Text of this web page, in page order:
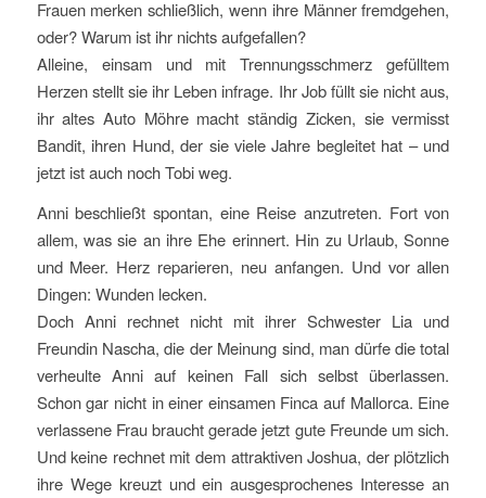
Frauen merken schließlich, wenn ihre Männer fremdgehen,
oder? Warum ist ihr nichts aufgefallen?
Alleine, einsam und mit Trennungsschmerz gefülltem
Herzen stellt sie ihr Leben infrage. Ihr Job füllt sie nicht aus,
ihr altes Auto Möhre macht ständig Zicken, sie vermisst
Bandit, ihren Hund, der sie viele Jahre begleitet hat – und
jetzt ist auch noch Tobi weg.
Anni beschließt spontan, eine Reise anzutreten. Fort von
allem, was sie an ihre Ehe erinnert. Hin zu Urlaub, Sonne
und Meer. Herz reparieren, neu anfangen. Und vor allen
Dingen: Wunden lecken.
Doch Anni rechnet nicht mit ihrer Schwester Lia und
Freundin Nascha, die der Meinung sind, man dürfe die total
verheulte Anni auf keinen Fall sich selbst überlassen.
Schon gar nicht in einer einsamen Finca auf Mallorca. Eine
verlassene Frau braucht gerade jetzt gute Freunde um sich.
Und keine rechnet mit dem attraktiven Joshua, der plötzlich
ihre Wege kreuzt und ein ausgesprochenes Interesse an